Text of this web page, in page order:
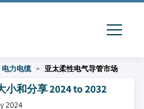
电力电缆 亚太柔性电气导管市场
和分享 2024 to 2032
2024